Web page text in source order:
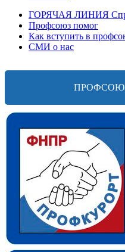
ГОРЯЧАЯ ЛИНИЯ
Профсоюз помог
Как вступить в
СМИ о нас